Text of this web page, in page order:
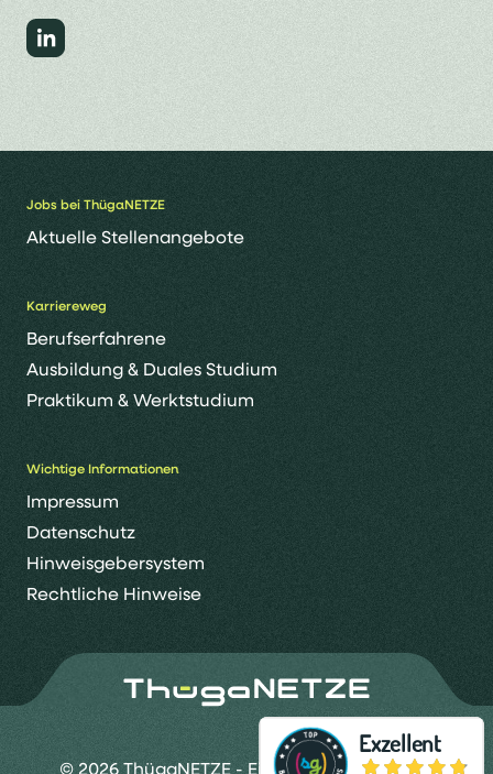
Jobs bei ThügaNETZE
Aktuelle Stellenangebote
Karriereweg
Berufserfahrene
Ausbildung & Duales Studium
Praktikum & Werktstudium
Wichtige Informationen
Impressum
Datenschutz
Hinweisgebersystem
Rechtliche Hinweise